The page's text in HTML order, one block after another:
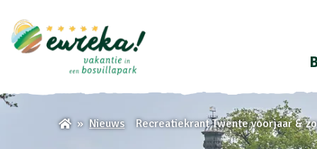
Nieuws Recreatiekrant Twente voorjaar &